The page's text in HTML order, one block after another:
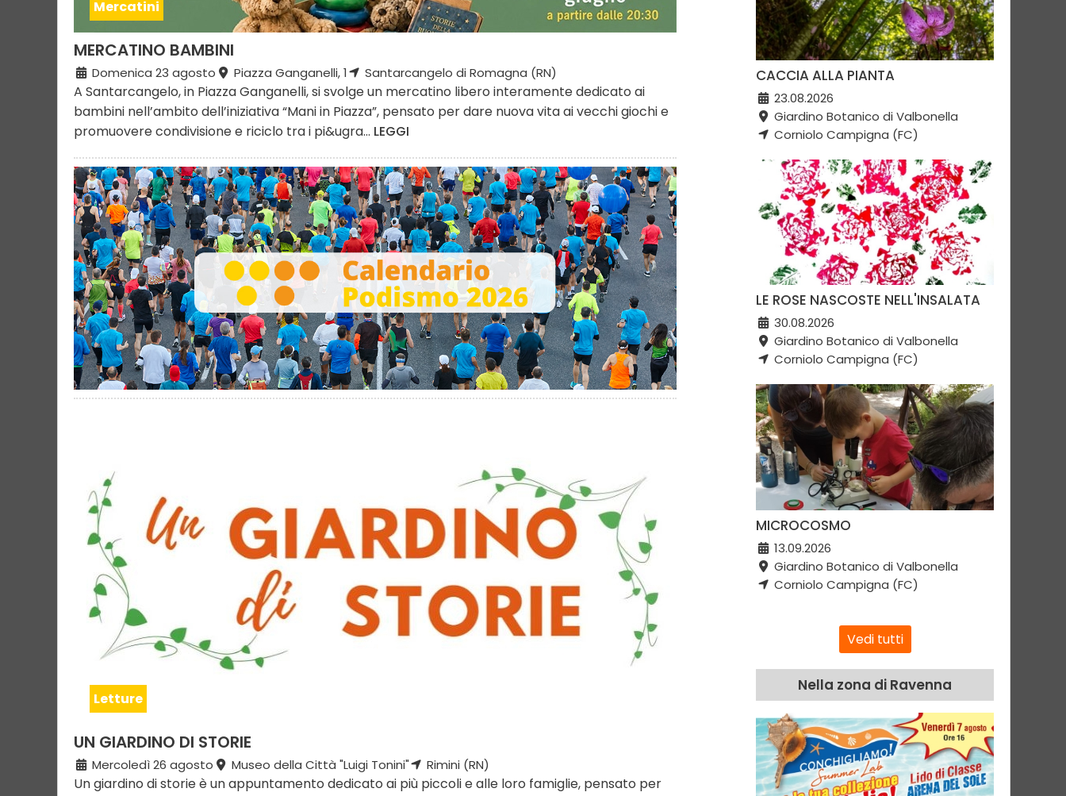
Mercatini
MERCATINO BAMBINI
Domenica 23 agosto Piazza Ganganelli, 1 Santarcangelo di Romagna (RN)
A Santarcangelo, in Piazza Ganganelli, si svolge un mercatino libero interamente dedicato ai
bambini nell’ambito dell’iniziativa “Mani in Piazza”, pensato per dare nuova vita ai vecchi giochi e
promuovere condivisione e riciclo tra i pi&ugra... LEGGI
Letture
UN GIARDINO DI STORIE
Mercoledì 26 agosto Museo della Città "Luigi Tonini" Rimini (RN)
Un giardino di storie è un appuntamento dedicato ai più piccoli e alle loro famiglie, pensato per
CACCIA ALLA PIANTA
23.08.2026
Giardino Botanico di Valbonella
Corniolo Campigna (FC)
LE ROSE NASCOSTE NELL'INSALATA
30.08.2026
Giardino Botanico di Valbonella
Corniolo Campigna (FC)
MICROCOSMO
13.09.2026
Giardino Botanico di Valbonella
Corniolo Campigna (FC)
Vedi tutti
Nella zona di Ravenna